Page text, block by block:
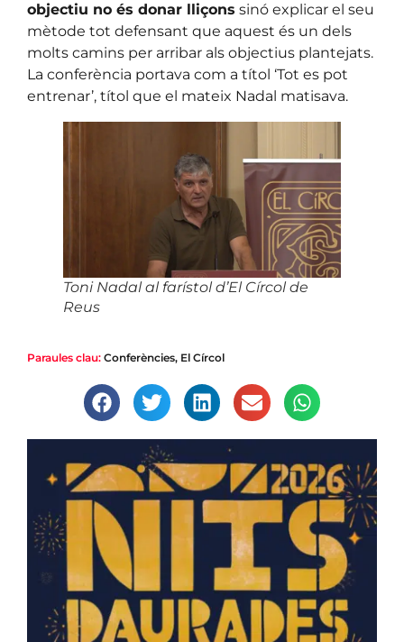
objectiu no és donar lliçons sinó explicar el seu
mètode tot defensant que aquest és un dels
molts camins per arribar als objectius plantejats.
La conferència portava com a títol ‘Tot es pot
entrenar’, títol que el mateix Nadal matisava.
Toni Nadal al farístol d’El Círcol de
Reus
Paraules clau: Conferències, El Círcol